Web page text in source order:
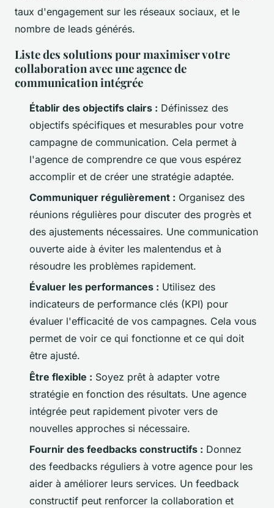
taux d'engagement sur les réseaux sociaux, et le
nombre de leads générés.
Liste des solutions pour maximiser votre
collaboration avec une agence de
communication intégrée
Établir des objectifs clairs : Définissez des
objectifs spécifiques et mesurables pour votre
campagne de communication. Cela permet à
l'agence de comprendre ce que vous espérez
accomplir et de créer une stratégie adaptée.
Communiquer régulièrement : Organisez des
réunions régulières pour discuter des progrès et
des ajustements nécessaires. Une communication
ouverte aide à éviter les malentendus et à
résoudre les problèmes rapidement.
Évaluer les performances : Utilisez des
indicateurs de performance clés (KPI) pour
évaluer l'efficacité de vos campagnes. Cela vous
permet de voir ce qui fonctionne et ce qui doit
être ajusté.
Être flexible : Soyez prêt à adapter votre
stratégie en fonction des résultats. Une agence
intégrée peut rapidement pivoter vers de
nouvelles approches si nécessaire.
Fournir des feedbacks constructifs : Donnez
des feedbacks réguliers à votre agence pour les
aider à améliorer leurs services. Un feedback
constructif peut renforcer la collaboration et